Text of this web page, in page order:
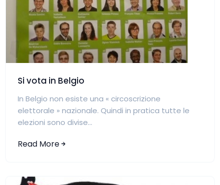
Si vota in Belgio
In Belgio non esiste una « circoscrizione
elettorale » nazionale. Quindi in pratica tutte le
elezioni sono divise...
Read More